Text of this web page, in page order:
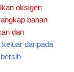
oksigen
bahan
dan
keluar daripada